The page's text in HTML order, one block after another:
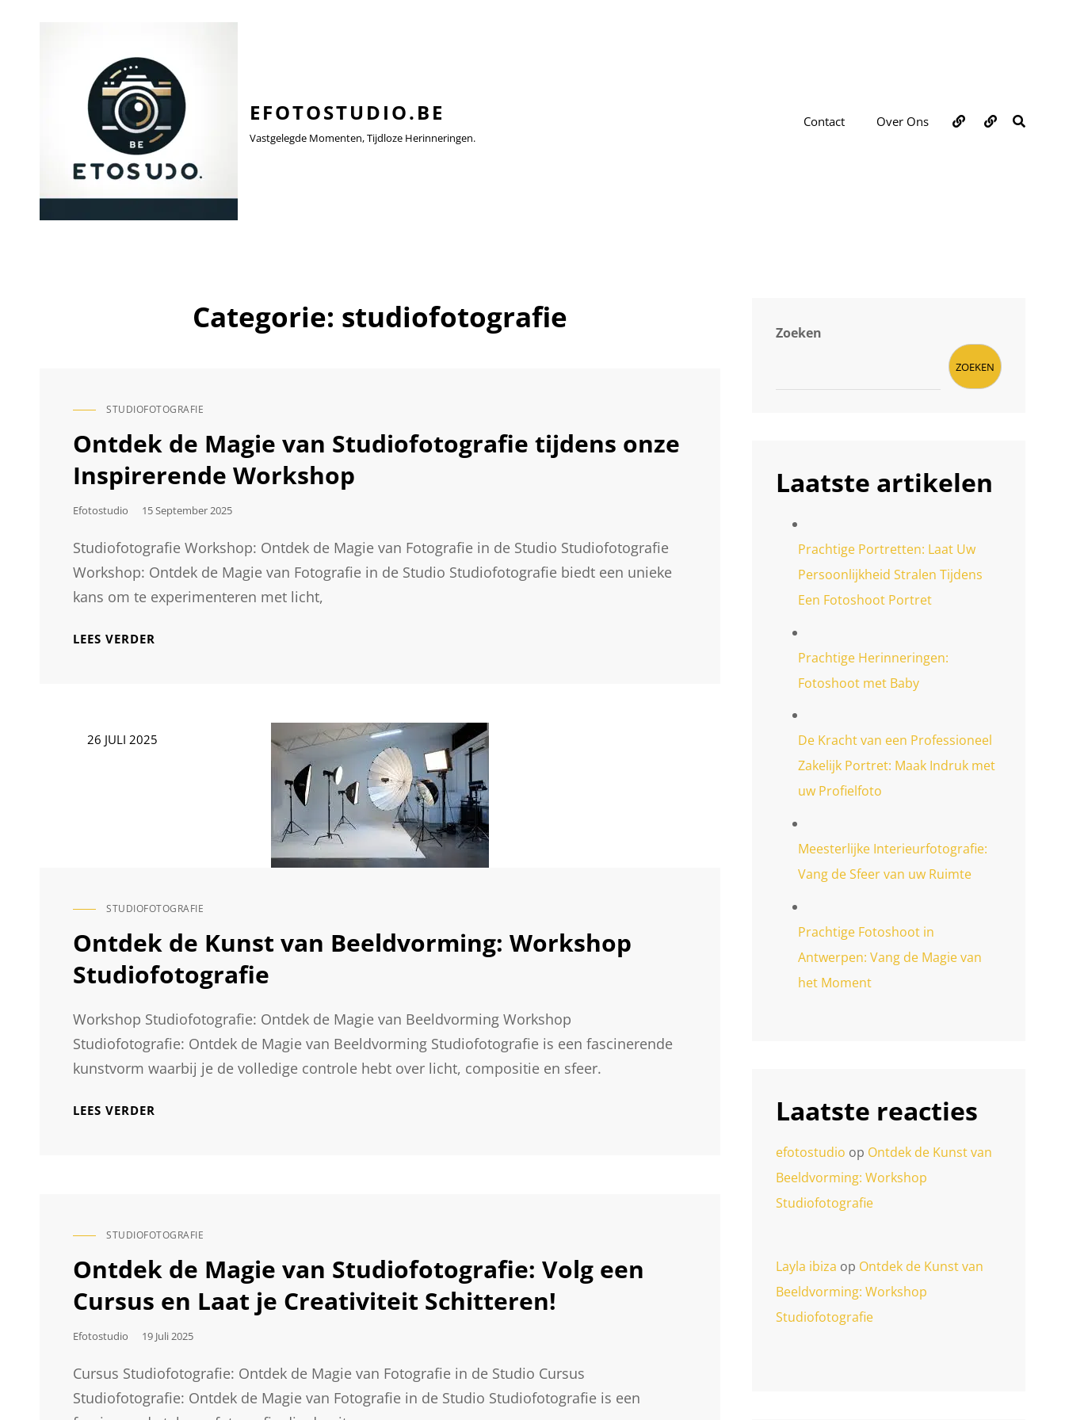
EFOTOSTUDIO.BE
Vastgelegde Momenten, Tijdloze Herinneringen.
Contact Over Ons Over
ons
Contact
Categorie: studiofotografie
CAT
STUDIOFOTOGRAFIE
Ontdek de Magie van Studiofotografie tijdens onze
Inspirerende Workshop
Efotostudio
Geplaatst
15 September 2025
Studiofotografie Workshop: Ontdek de Magie van Fotografie in de Studio Studiofotografie
Workshop: Ontdek de Magie van Fotografie in de Studio Studiofotografie biedt een unieke
kans om te experimenteren met licht,
LEES VERDER
ONZE
Geplaatst26 JULI 2025
CAT
STUDIOFOTOGRAFIE
Ontdek de Kunst van Beeldvorming: Workshop
Studiofotografie
Workshop Studiofotografie: Ontdek de Magie van Beeldvorming Workshop
Studiofotografie: Ontdek de Magie van Beeldvorming Studiofotografie is een fascinerende
kunstvorm waarbij je de volledige controle hebt over licht, compositie en sfeer.
LEES VERDER
CAT
STUDIOFOTOGRAFIE
Ontdek de Magie van Studiofotografie: Volg een
Cursus en Laat je Creativiteit Schitteren!
Efotostudio
Geplaatst
19 Juli 2025
Cursus Studiofotografie: Ontdek de Magie van Fotografie in de Studio Cursus
Studiofotografie: Ontdek de Magie van Fotografie in de Studio Studiofotografie is een
Zoeken
ZOEKEN
Laatste artikelen
Prachtige Portretten: Laat Uw
Persoonlijkheid Stralen Tijdens
Een Fotoshoot Portret
Prachtige Herinneringen:
Fotoshoot met Baby
De Kracht van een Professioneel
Zakelijk Portret: Maak Indruk met
uw Profielfoto
Meesterlijke Interieurfotografie:
Vang de Sfeer van uw Ruimte
Prachtige Fotoshoot in
Antwerpen: Vang de Magie van
het Moment
Laatste reacties
efotostudio op Ontdek de Kunst van
Beeldvorming: Workshop
Studiofotografie
Layla ibiza op Ontdek de Kunst van
Beeldvorming: Workshop
Studiofotografie